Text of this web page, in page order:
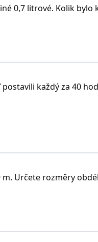
0,7 litrové. Kolik bylo
každý za 40
Určete rozměry